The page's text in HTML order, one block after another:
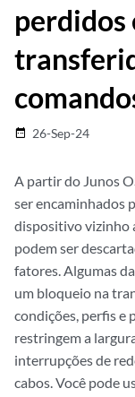
perdidos
date_range 26-Sep-24
A partir do Junos
ser encaminhados
dispositivo vizinho
podem ser
fatores. Algumas
um bloqueio na
condições, perfis e
restringem a
interrupções de
cabos. Você pode